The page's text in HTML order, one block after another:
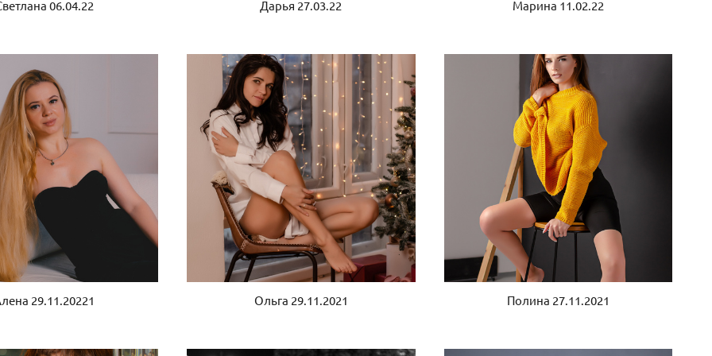
06.04.22 Дарья 27.03.22 Марина 11.02.22
29.11.20221 Ольга 29.11.2021 Полина 27.11.2021